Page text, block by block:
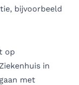
bijvoorbeeld
op
in
met